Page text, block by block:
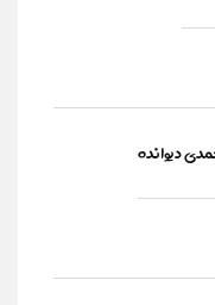
دیوانده